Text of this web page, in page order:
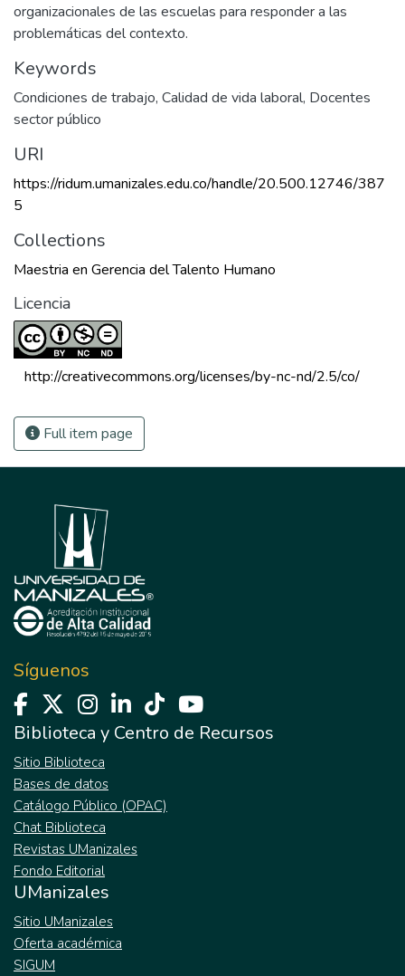
organizacionales de las escuelas para responder a las
problemáticas del contexto.
Keywords
Condiciones de trabajo, Calidad de vida laboral, Docentes
sector público
URI
https://ridum.umanizales.edu.co/handle/20.500.12746/387
5
Collections
Maestria en Gerencia del Talento Humano
Licencia
http://creativecommons.org/licenses/by-nc-nd/2.5/co/
Full item page
Síguenos
Biblioteca y Centro de Recursos
Sitio Biblioteca
Bases de datos
Catálogo Público (OPAC)
Chat Biblioteca
Revistas UManizales
Fondo Editorial
UManizales
Sitio UManizales
Oferta académica
SIGUM